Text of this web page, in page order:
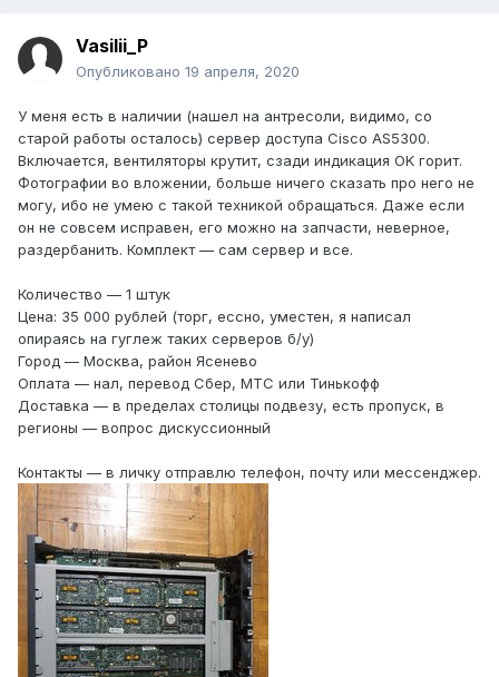
Vasilii_P
Опубликовано 19 апреля, 2020
У меня есть в наличии (нашел на антресоли, видимо, со
старой работы осталось) сервер доступа Cisco AS5300.
Включается, вентиляторы крутит, сзади индикация OK горит.
Фотографии во вложении, больше ничего сказать про него не
могу, ибо не умею с такой техникой обращаться. Даже если
он не совсем исправен, его можно на запчасти, неверное,
раздербанить. Комплект — сам сервер и все.
Количество — 1 штук
Цена: 35 000 рублей (торг, ессно, уместен, я написал
опираясь на гуглеж таких серверов б/у)
Город — Москва, район Ясенево
Оплата — нал, перевод Сбер, МТС или Тинькофф
Доставка — в пределах столицы подвезу, есть пропуск, в
регионы — вопрос дискуссионный
Контакты — в личку отправлю телефон, почту или мессенджер.